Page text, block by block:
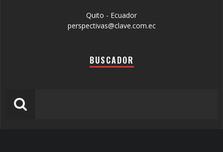
Quito - Ecuador
perspectivas@clave.com.ec
BUSCADOR